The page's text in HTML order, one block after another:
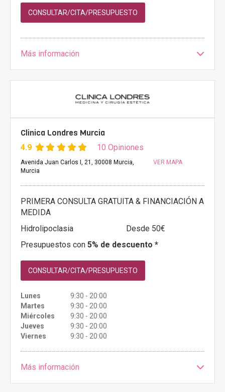
CONSULTAR/CITA/PRESUPUESTO
Más información
Clinica Londres Murcia
4.9 10 Opiniones
Avenida Juan Carlos I, 21, 30008 Murcia,
Murcia
VER MAPA
PRIMERA CONSULTA GRATUITA & FINANCIACIÓN A
MEDIDA
Hidrolipoclasia
Desde 50€
Presupuestos con 5% de descuento *
CONSULTAR/CITA/PRESUPUESTO
Lunes
9:30 - 20:00
Martes
9:30 - 20:00
Miércoles
9:30 - 20:00
Jueves
9:30 - 20:00
Viernes
9:30 - 20:00
Más información